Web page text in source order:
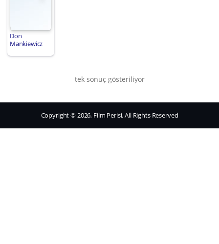
Don
Mankiewicz
tek sonuç gösteriliyor
Copyright © 2026, Film Perisi. All Rights Reserved